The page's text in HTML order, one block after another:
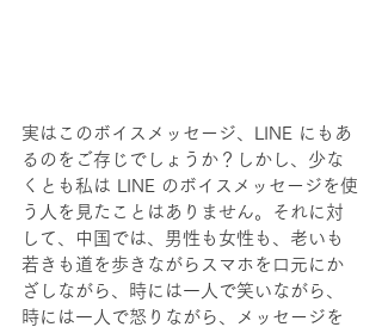
実はこのボイスメッセージ、LINE にもあ
るのをご存じでしょうか？しかし、少な
くとも私は LINE のボイスメッセージを使
う人を見たことはありません。それに対
して、中国では、男性も女性も、老いも
若きも道を歩きながらスマホを口元にか
ざしながら、時には一人で笑いながら、
時には一人で怒りながら、メッセージを